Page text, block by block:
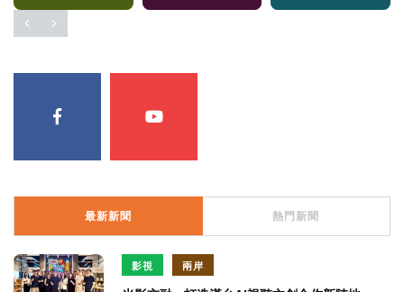
最新新聞 熱門新聞
影視 兩岸